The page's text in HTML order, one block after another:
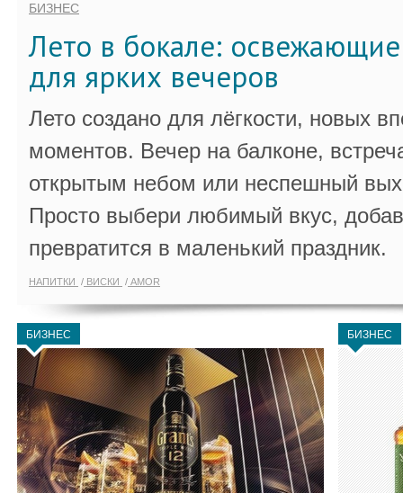
БИЗНЕС
Лето в бокале:
для ярких вечеров
Лето создано для лёгкости, новых
моментов. Вечер на балконе,
открытым небом или неспешный
Просто выбери любимый вкус,
превратится в маленький праздник.
НАПИТКИ ВИСКИ AMOR
БИЗНЕС БИЗНЕС